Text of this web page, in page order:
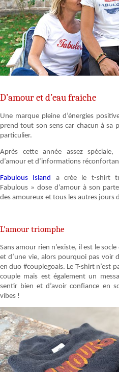
D’amour et d’eau fraiche
Une marque pleine d’énergies
prend tout son sens car chacun à sa
particulier.
Après cette année assez
d’amour et d’informations
Fabulous Island a crée le t-shirt
Fabulous » dose d’amour à son
des amoureux et tous les autres jours
L’amour triomphe
Sans amour rien n’existe, il est le
et d’une vie, alors pourquoi pas voir
en duo #couplegoals. Le T-shirt n’est
couple mais est également un
sentir bien et d’avoir confiance en
vibes !